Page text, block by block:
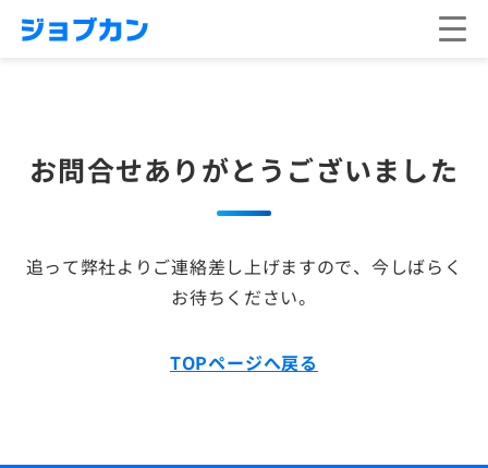
お問合せありがとうございました
追って弊社よりご連絡差し上げますので、今しばらく
お待ちください。
TOPページへ戻る